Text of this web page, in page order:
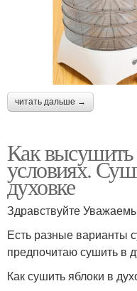
читать дальше →
Как
условиях.
духовке
Есть разные варианты
предпочитаю сушить в
Как сушить яблоки в